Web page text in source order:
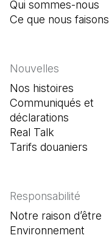
Qui sommes-nous
Ce que nous faisons
Nouvelles
Nos histoires
Communiqués et
déclarations
Real Talk
Tarifs douaniers
Responsabilité
Notre raison d’être
Environnement